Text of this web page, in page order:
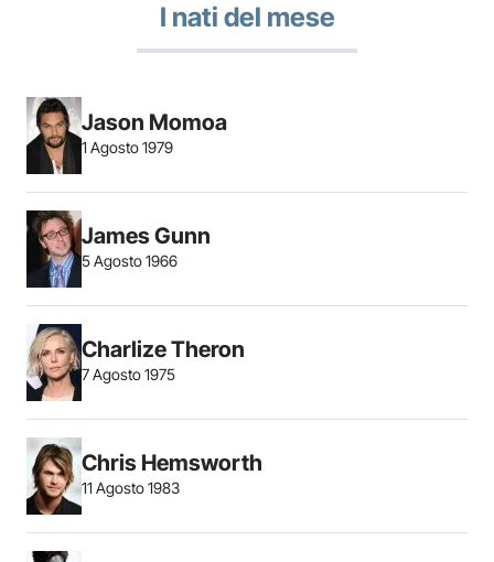
I nati del mese
Jason Momoa
1 Agosto 1979
James Gunn
5 Agosto 1966
Charlize Theron
7 Agosto 1975
Chris Hemsworth
11 Agosto 1983